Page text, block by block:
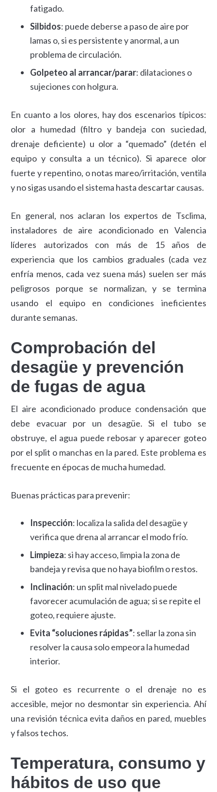
fatigado.
Silbidos: puede deberse a paso de aire por
lamas o, si es persistente y anormal, a un
problema de circulación.
Golpeteo al arrancar/parar: dilataciones o
sujeciones con holgura.
En cuanto a los olores, hay dos escenarios típicos:
olor a humedad (filtro y bandeja con suciedad,
drenaje deficiente) u olor a “quemado” (detén el
equipo y consulta a un técnico). Si aparece olor
fuerte y repentino, o notas mareo/irritación, ventila
y no sigas usando el sistema hasta descartar causas.
En general, nos aclaran los expertos de Tsclima,
instaladores de aire acondicionado en Valencia
líderes autorizados con más de 15 años de
experiencia que los cambios graduales (cada vez
enfría menos, cada vez suena más) suelen ser más
peligrosos porque se normalizan, y se termina
usando el equipo en condiciones ineficientes
durante semanas.
Comprobación del
desagüe y prevención
de fugas de agua
El aire acondicionado produce condensación que
debe evacuar por un desagüe. Si el tubo se
obstruye, el agua puede rebosar y aparecer goteo
por el split o manchas en la pared. Este problema es
frecuente en épocas de mucha humedad.
Buenas prácticas para prevenir:
Inspección: localiza la salida del desagüe y
verifica que drena al arrancar el modo frío.
Limpieza: si hay acceso, limpia la zona de
bandeja y revisa que no haya biofilm o restos.
Inclinación: un split mal nivelado puede
favorecer acumulación de agua; si se repite el
goteo, requiere ajuste.
Evita “soluciones rápidas”: sellar la zona sin
resolver la causa solo empeora la humedad
interior.
Si el goteo es recurrente o el drenaje no es
accesible, mejor no desmontar sin experiencia. Ahí
una revisión técnica evita daños en pared, muebles
y falsos techos.
Temperatura, consumo y
hábitos de uso que